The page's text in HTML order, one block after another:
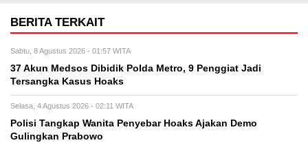
BERITA TERKAIT
Sabtu, 8 Agustus 2026 - 01:57 WITA
37 Akun Medsos Dibidik Polda Metro, 9 Penggiat Jadi
Tersangka Kasus Hoaks
Selasa, 4 Agustus 2026 - 02:11 WITA
Polisi Tangkap Wanita Penyebar Hoaks Ajakan Demo
Gulingkan Prabowo